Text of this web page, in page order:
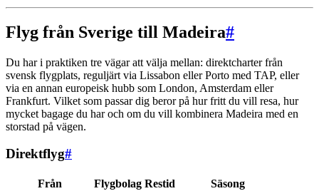
Flyg från Sverige till Madeira#
Du har i praktiken tre vägar att välja mellan: direktcharter från
svensk flygplats, reguljärt via Lissabon eller Porto med TAP, eller
via en annan europeisk hubb som London, Amsterdam eller
Frankfurt. Vilket som passar dig beror på hur fritt du vill resa, hur
mycket bagage du har och om du vill kombinera Madeira med en
storstad på vägen.
Direktflyg#
Från Flygbolag Restid
Säsong